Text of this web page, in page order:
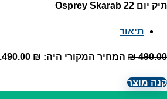
תיק יום Osprey Skarab 22
תיאור
₪490.00 המחיר המקורי היה: ₪ 490.00.
קנה מוצר